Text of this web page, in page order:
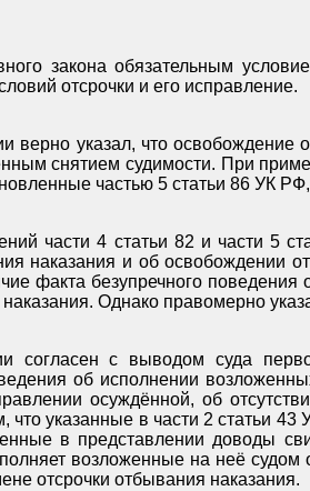
закона обязательным
отсрочки и его исправление.
верно указал, что освобождение
снятием судимости. При
частью 5 статьи 86 УК
части 4 статьи 82 и части 5
наказания и об освобождении
факта безупречного
Однако правомерно
согласен с выводом суда
об исполнении
осуждённой, об
указанные в части 2 статьи
в представлении доводы
возложенные на неё судом
отсрочки отбывания наказания.